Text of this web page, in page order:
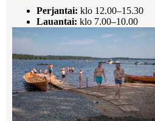
Perjantai: klo 12.00–15.30
Lauantai: klo 7.00–10.00